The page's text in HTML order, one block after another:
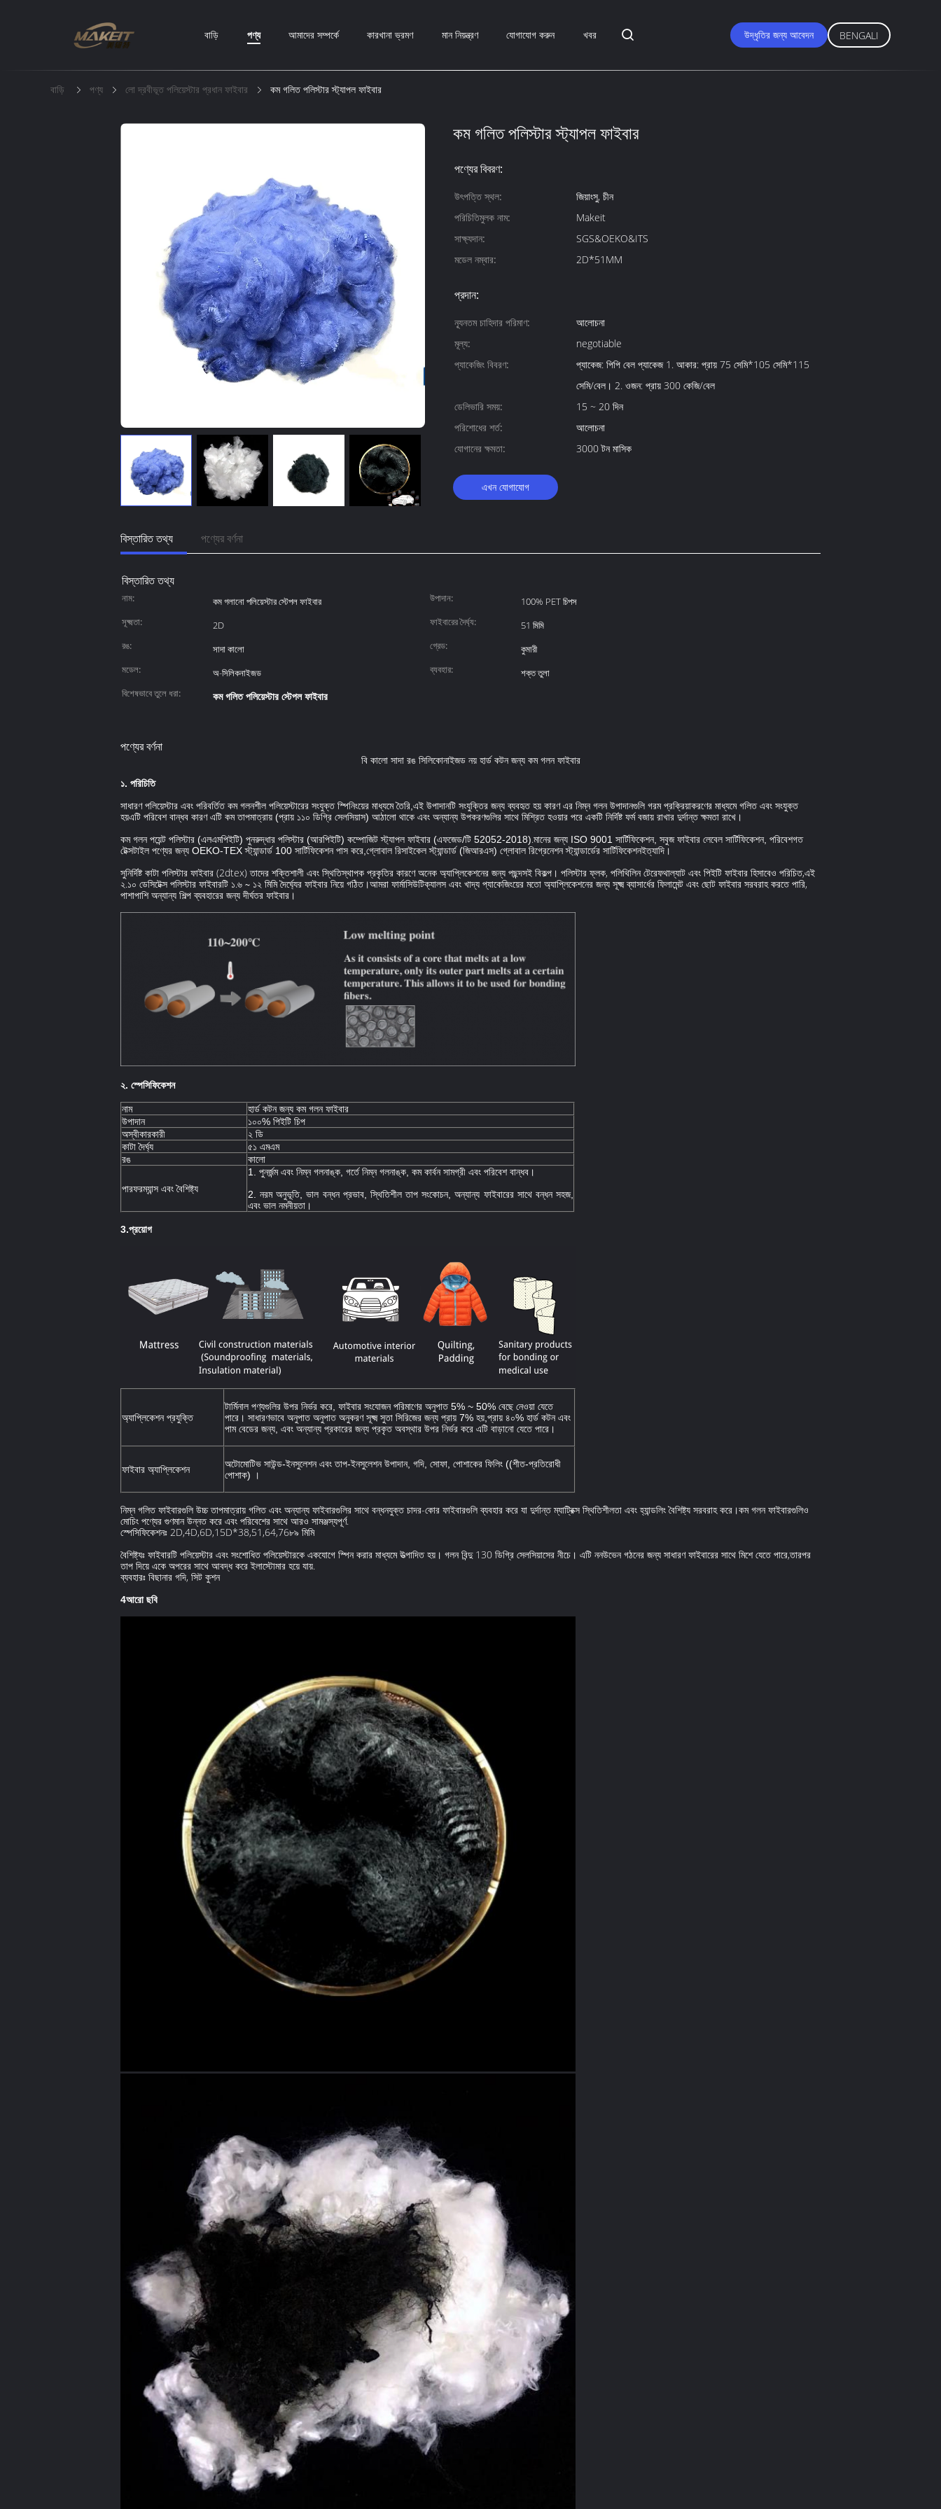
বাড়ি পণ্য আমাদের সম্পর্কে কারখানা ভ্রমণ মান নিয়ন্ত্রণ যোগাযোগ করুন খবর উদ্ধৃতির জন্য আবেদন BENGALI
বাড়ি পণ্য লো দ্রবীভূত পলিয়েস্টার প্রধান ফাইবার কম গলিত পলিস্টার স্ট্যাপল ফাইবার
কম গলিত পলিস্টার স্ট্যাপল ফাইবার
পণ্যের বিবরণ:
উৎপত্তি স্থল:
জিয়াংসু, চীন
পরিচিতিমুলক নাম:
Makeit
সাক্ষ্যদান:
SGS&OEKO&ITS
মডেল নম্বার:
2D*51MM
প্রদান:
ন্যূনতম চাহিদার পরিমাণ:
আলোচনা
মূল্য:
negotiable
প্যাকেজিং বিবরণ:
প্যাকেজ: পিপি বেল প্যাকেজ 1. আকার: প্রায় 75 সেমি*105 সেমি*115
সেমি/বেল। 2. ওজন: প্রায় 300 কেজি/বেল
ডেলিভারি সময়:
15 ~ 20 দিন
পরিশোধের শর্ত:
আলোচনা
যোগানের ক্ষমতা:
3000 টন মাসিক
এখন যোগাযোগ
বিস্তারিত তথ্য পণ্যের বর্ণনা
বিস্তারিত তথ্য
নাম: কম গলানো পলিয়েস্টার স্টেপল ফাইবার উপাদান:
100% PET চিপস
সূক্ষ্মতা:
2D ফাইবারের দৈর্ঘ্য:
51 মিমি
রঙ:
সাদা কালো গ্রেড:
কুমারী
মডেল:
অ-সিলিকনাইজড ব্যবহার:
শক্ত তুলা
বিশেষভাবে তুলে ধরা:
কম গলিত পলিয়েস্টার স্টেপল ফাইবার
পণ্যের বর্ণনা
বি কালো সাদা রঙ সিলিকোনাইজড নয় হার্ড কটন জন্য কম গলন ফাইবার
১. পরিচিতি
সাধারণ পলিয়েস্টার এবং পরিবর্তিত কম গলনশীল পলিয়েস্টারের সংযুক্ত স্পিনিংয়ের মাধ্যমে তৈরি,এই উপাদানটি সংযুক্তির জন্য ব্যবহৃত হয় কারণ এর নিম্ন গলন উপাদানগুলি গরম প্রক্রিয়াকরণের মাধ্যমে গলিত এবং সংযুক্ত
হয়এটি পরিবেশ বান্ধব কারণ এটি কম তাপমাত্রায় (প্রায় ১১০ ডিগ্রি সেলসিয়াস) আঠালো থাকে এবং অন্যান্য উপকরণগুলির সাথে মিশ্রিত হওয়ার পরে একটি নির্দিষ্ট ফর্ম বজায় রাখার দুর্দান্ত ক্ষমতা রাখে।
কম গলন পয়েন্ট পলিস্টার (এলএমপিইটি) পুনরুদ্ধার পলিস্টার (আরপিইটি) কম্পোজিট স্ট্যাপল ফাইবার (এফজেড/টি 52052-2018).মানের জন্য ISO 9001 সার্টিফিকেশন, সবুজ ফাইবার লেবেল সার্টিফিকেশন, পরিবেশগত
টেক্সটাইল পণ্যের জন্য OEKO-TEX স্ট্যান্ডার্ড 100 সার্টিফিকেশন পাস করে,গ্লোবাল রিসাইকেল স্ট্যান্ডার্ড (জিআরএস) গ্লোবাল রিগ্রেনেশন স্ট্যান্ডার্ডের সার্টিফিকেশনইত্যাদি।
সুনির্দিষ্ট কাটা পলিস্টার ফাইবার (2dtex) তাদের শক্তিশালী এবং স্থিতিস্থাপক প্রকৃতির কারণে অনেক অ্যাপ্লিকেশনের জন্য পছন্দসই বিকল্প। পলিস্টার ফ্লক, পলিথিলিন টেরেফথাল্যাট এবং পিইটি ফাইবার হিসাবেও পরিচিত,এই
২.১০ ডেসিটেক্স পলিস্টার ফাইবারটি ১.৬ ∼ ১২ মিমি দৈর্ঘ্যের ফাইবার নিয়ে গঠিত।আমরা ফার্মাসিউটিক্যালস এবং খাদ্য প্যাকেজিংয়ের মতো অ্যাপ্লিকেশনের জন্য সূক্ষ্ম ব্যাসার্ধের ফিলামেন্ট এবং ছোট ফাইবার সরবরাহ করতে পারি,
পাশাপাশি অন্যান্য শিল্প ব্যবহারের জন্য দীর্ঘতর ফাইবার।
২. স্পেসিফিকেশন
নাম
হার্ড কটন জন্য কম গলন ফাইবার
উপাদান
১০০% পিইটি চিপ
অস্বীকারকারী
২ ডি
কাটা দৈর্ঘ্য
৫১ এমএম
রঙ
কালো
পারফরম্যান্স এবং বৈশিষ্ট্য
1. পুনর্জন্ম এবং নিম্ন গলনাঙ্ক, গর্তে নিম্ন গলনাঙ্ক, কম কার্বন সামগ্রী এবং পরিবেশ বান্ধব।
2. নরম অনুভূতি, ভাল বন্ধন প্রভাব, স্থিতিশীল তাপ সংকোচন, অন্যান্য ফাইবারের সাথে বন্ধন সহজ,
এবং ভাল নমনীয়তা।
3.প্রয়োগ
অ্যাপ্লিকেশন প্রযুক্তি
টার্মিনাল পণ্যগুলির উপর নির্ভর করে, ফাইবার সংযোজন পরিমাণের অনুপাত 5% ~ 50% বেছে নেওয়া যেতে
পারে। সাধারণভাবে অনুপাত অনুপাত অনুকরণ সূক্ষ্ম সুতা সিরিজের জন্য প্রায় 7% হয়,প্রায় ৪০% হার্ড কটন এবং
পাম বেডের জন্য, এবং অন্যান্য প্রকারের জন্য প্রকৃত অবস্থার উপর নির্ভর করে এটি বাড়ানো যেতে পারে।
ফাইবার অ্যাপ্লিকেশন
অটোমোটিভ সাউন্ড-ইনসুলেশন এবং তাপ-ইনসুলেশন উপাদান, গদি, সোফা, পোশাকের ফিলিং ((শীত-প্রতিরোধী
পোশাক) ।
নিম্ন গলিত ফাইবারগুলি উচ্চ তাপমাত্রায় গলিত এবং অন্যান্য ফাইবারগুলির সাথে বন্ধনযুক্ত চাদর-কোর ফাইবারগুলি ব্যবহার করে যা দুর্দান্ত ম্যাট্রিক্স স্থিতিশীলতা এবং হ্যান্ডলিং বৈশিষ্ট্য সরবরাহ করে।কম গলন ফাইবারগুলিও
মোচিং পণ্যের গুণমান উন্নত করে এবং পরিবেশের সাথে আরও সামঞ্জস্যপূর্ণ.
স্পেসিফিকেশনঃ 2D,4D,6D,15D*38,51,64,76৮৯ মিমি
বৈশিষ্ট্যঃ ফাইবারটি পলিয়েস্টার এবং সংশোধিত পলিয়েস্টারকে একযোগে স্পিন করার মাধ্যমে উত্পাদিত হয়। গলন বিন্দু 130 ডিগ্রি সেলসিয়াসের নীচে। এটি ননউভেন গঠনের জন্য সাধারণ ফাইবারের সাথে মিশে যেতে পারে,তারপর
তাপ দিয়ে একে অপরের সাথে আবদ্ধ করে ইলাস্টোমার হয়ে যায়.
ব্যবহারঃ বিছানার গদি, সিট কুশন
4আরো ছবি